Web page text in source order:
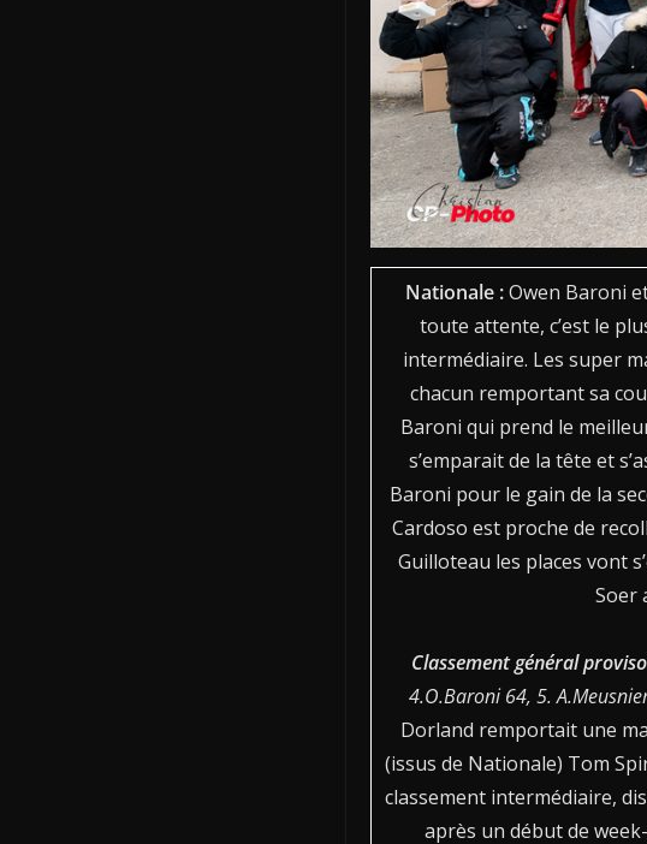
Nationale :Owen Baroni
toute attente, c’est le
intermédiaire. Les super
chacun remportant sa
Baroni qui prend le
s’emparait de la tête et
Baroni pour le gain de la
Cardoso est proche de
Guilloteau les places vont
Soer
Classement général
4.O.Baroni 64, 5.
Dorland remportait une
(issus de Nationale) Tom
classement intermédiaire,
après un début de